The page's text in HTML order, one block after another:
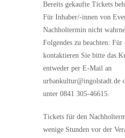
Bereits gekaufte Tickets
Für Inhaber/-innen von
Nachholtermin nicht
Folgendes zu beachten: Für
kontaktieren Sie bitte das
entweder per E-Mail an
urbankultur@ingolstadt.de
unter 0841 305-46615.
Tickets für den
wenige Stunden vor der